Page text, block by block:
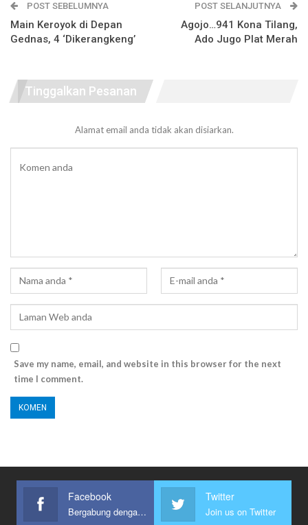
POST SEBELUMNYA
Main Keroyok di Depan
Gednas, 4 ‘Dikerangkeng’
POST SELANJUTNYA
Agojo…941 Kona Tilang,
Ado Jugo Plat Merah
Tinggalkan Pesanan
Alamat email anda tidak akan disiarkan.
Save my name, email, and website in this browser for the next
time I comment.
Facebook
Bergabung dengan kami
Twitter
Join us on Twitter